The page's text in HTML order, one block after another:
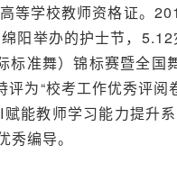
等学校教师资格证。
阳举办的护士节，5.12
准舞）锦标赛暨全国
为“校考工作优秀评阅
能教师学习能力提升
编导。